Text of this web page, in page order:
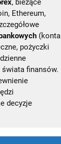
, bieżące
Ethereum,
(konta
pożyczki
świata finansów.
decyzje